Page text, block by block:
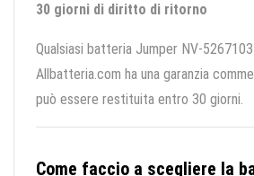
30 giorni di diritto di ritorno
Qualsiasi batteria Jumper NV-
Allbatteria.com ha una garanzia
può essere restituita entro 30 giorni.
Come faccio a scegliere la